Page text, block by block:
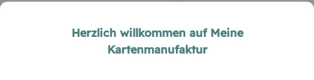
Parkuhr 60
Geburtstag Aquarell
Herzlich willkommen auf Meine
Kartenmanufaktur